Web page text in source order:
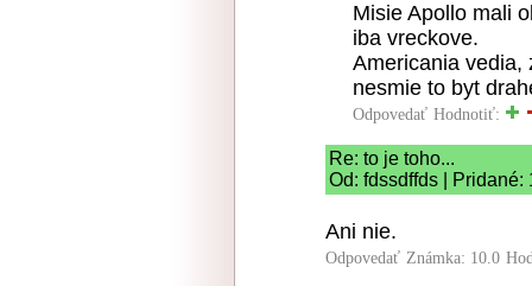
Misie Apollo mali
iba vreckove.
Americania vedia,
nesmie to byt
Odpovedať Hodnotiť:
Re: to je toho...
Od: fdssdffds | Pridané:
Ani nie.
Odpovedať Známka: 10.0